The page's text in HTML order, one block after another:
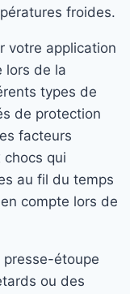
froides.
votre application
lors de la
types de
de protection
facteurs
qui
au fil du temps
compte lors de
étoupe
ou des